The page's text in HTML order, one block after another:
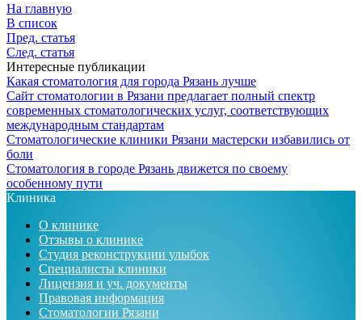
На главную
В список
Пред. статья
След. статья
Интересные публикации
Какая стоматология для города Рязань лучше
Сайт стоматологии в Рязани предлагает полный спектр
современных стоматологических услуг, соответствующих
международным стандартам
Стоматологические клиники Рязани мастерски избавились от
боли
Стоматология в городе Рязань движется по своему
особенному пути
Клиника
О клинике
Отзывы о клинике
Студия реконструкции улыбок
Специалисты клиники
Лицензия и уч. документы
Правовая информация
Стоматологии Рязани